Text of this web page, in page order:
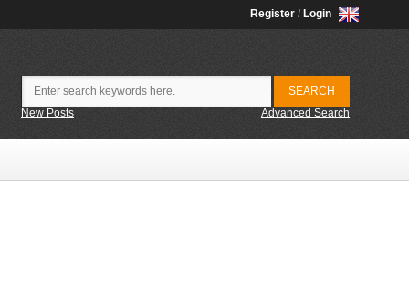
Register / Login
New Posts Advanced Search